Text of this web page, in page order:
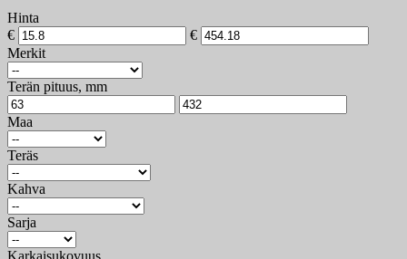
Hinta
€
€
Merkit
Terän pituus, mm
Maa
Teräs
Kahva
Sarja